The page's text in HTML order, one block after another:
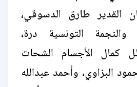
القدير طارق الدسوقي،
والنجمة التونسية درة،
كمال الأجسام الشحات
البزاوي، وأحمد عبدالله